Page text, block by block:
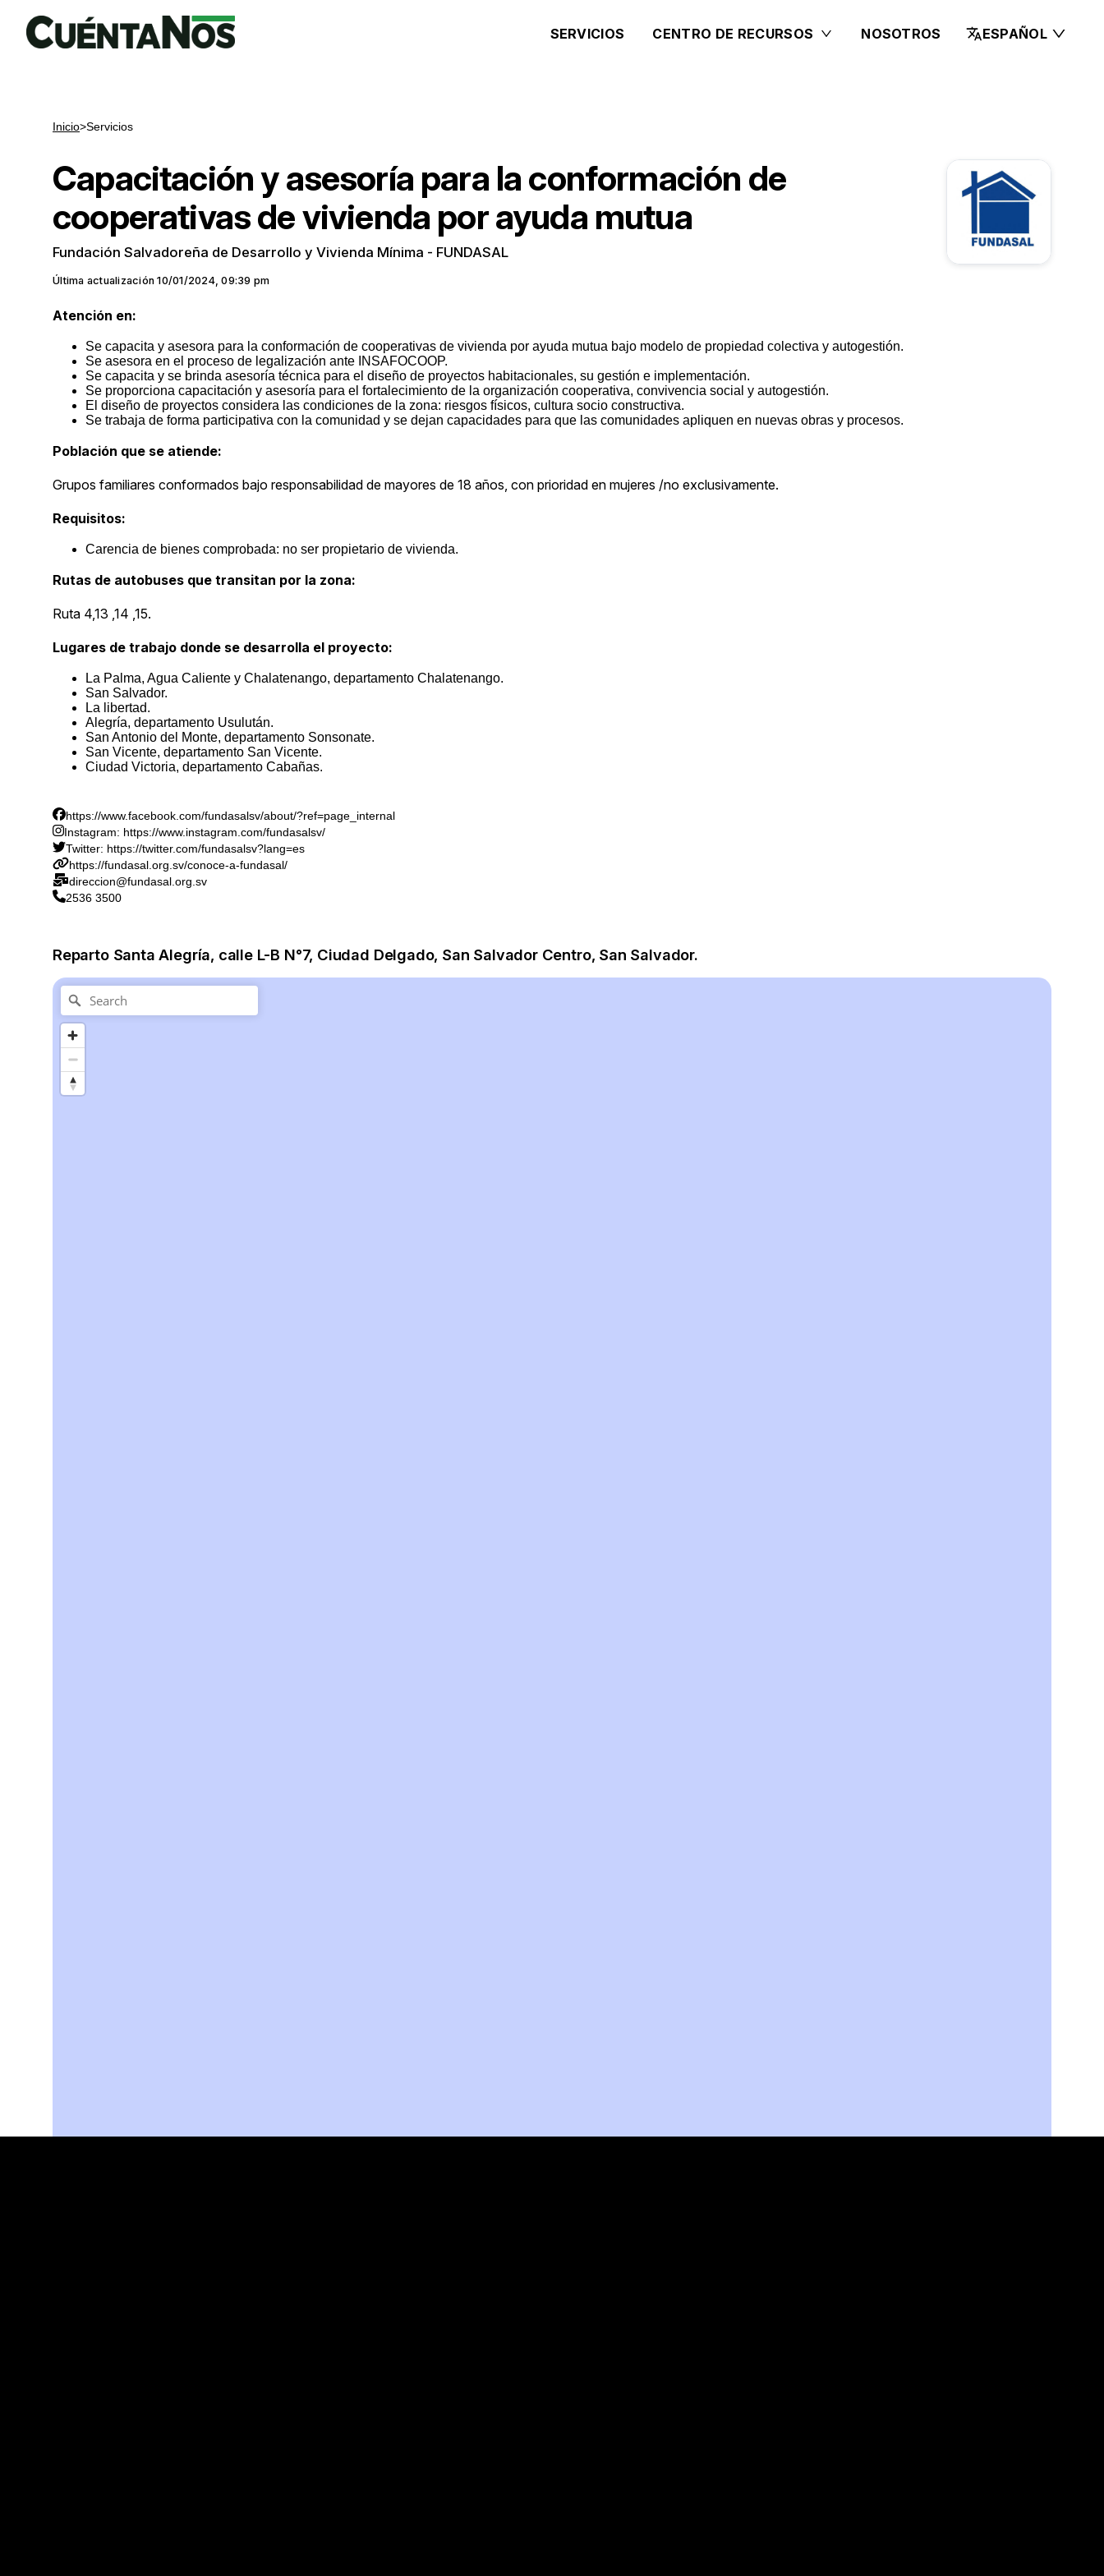
SERVICIOS CENTRO DE RECURSOS NOSOTROS ESPAÑOL
Inicio>Servicios
Capacitación y asesoría para la conformación de
cooperativas de vivienda por ayuda mutua
Fundación Salvadoreña de Desarrollo y Vivienda Mínima - FUNDASAL
Última actualización 10/01/2024, 09:39 pm
Atención en:
Se capacita y asesora para la conformación de cooperativas de vivienda por ayuda mutua bajo modelo de propiedad colectiva y autogestión.
Se asesora en el proceso de legalización ante INSAFOCOOP.
Se capacita y se brinda asesoría técnica para el diseño de proyectos habitacionales, su gestión e implementación.
Se proporciona capacitación y asesoría para el fortalecimiento de la organización cooperativa, convivencia social y autogestión.
El diseño de proyectos considera las condiciones de la zona: riesgos físicos, cultura socio constructiva.
Se trabaja de forma participativa con la comunidad y se dejan capacidades para que las comunidades apliquen en nuevas obras y procesos.
Población que se atiende:
Grupos familiares conformados bajo responsabilidad de mayores de 18 años, con prioridad en mujeres /no exclusivamente.
Requisitos:
Carencia de bienes comprobada: no ser propietario de vivienda.
Rutas de autobuses que transitan por la zona:
Ruta 4,13 ,14 ,15.
Lugares de trabajo donde se desarrolla el proyecto:
La Palma, Agua Caliente y Chalatenango, departamento Chalatenango.
San Salvador.
La libertad.
Alegría, departamento Usulután.
San Antonio del Monte, departamento Sonsonate.
San Vicente, departamento San Vicente.
Ciudad Victoria, departamento Cabañas.
https://www.facebook.com/fundasalsv/about/?ref=page_internal
Instagram: https://www.instagram.com/fundasalsv/
Twitter: https://twitter.com/fundasalsv?lang=es
https://fundasal.org.sv/conoce-a-fundasal/
direccion@fundasal.org.sv
2536 3500
Reparto Santa Alegría, calle L-B N°7, Ciudad Delgado, San Salvador Centro, San Salvador.